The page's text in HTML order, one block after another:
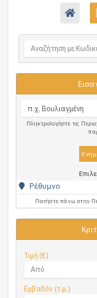
Πληκτρολογήστε τις
Ρέθυμνο
Πατήστε πάνω στην
Τιμή (€)
Εμβαδόν (τ.μ.)